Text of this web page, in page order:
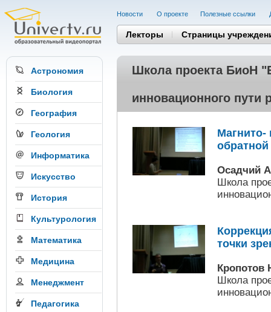
Астрономия
Биология
География
Геология
Информатика
Искусство
История
Культурология
Математика
Медицина
Менеджмент
Педагогика
Новости О проекте Полезные cсылки
Лекторы Страницы
Школа проекта БиоН
инновационного пути
обратной
Осадчий
Школа
точки
Школа